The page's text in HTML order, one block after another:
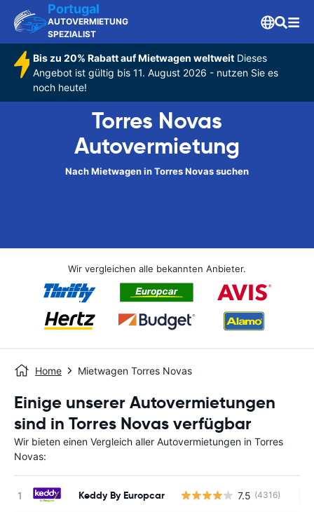
Portugal
AUTOVERMIETUNG
SPEZIALIST
Bis zu 20% Rabatt auf Mietwagen weltweitDieses
Angebot ist gültig bis 11. August 2026 - nutzen Sie es
noch heute!
Torres Novas
Autovermietung
Nach Mietwagen in Torres Novas suchen
Wir vergleichen alle bekannten Anbieter.
Home Mietwagen Torres Novas
Einige unserer Autovermietungen
sind in Torres Novas verfügbar
Wir bieten einen Vergleich aller Autovermietungen in Torres
Novas:
Keddy By Europcar 7.5 (4316)